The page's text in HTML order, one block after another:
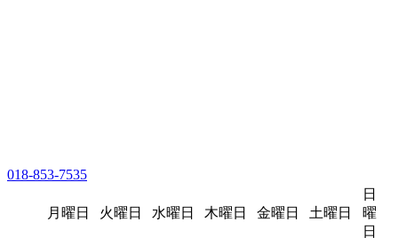
018-853-7535
月曜日 火曜日 水曜日 木曜日 金曜日 土曜日
日
曜
日